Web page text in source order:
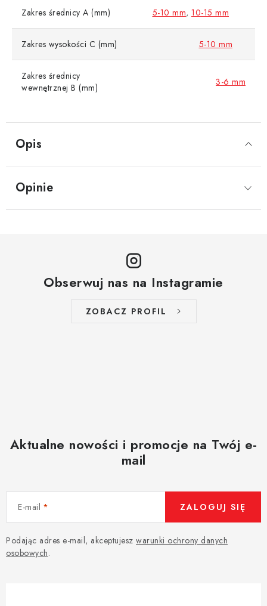
Opis
Zakres średnicy A (mm) 5-10 mm, 10-15 mm
Zakres wysokości C (mm) 5-10 mm
Zakres średnicy
wewnętrznej B (mm)
3-6 mm
Opinie
Obserwuj nas na Instagramie
ZOBACZ PROFIL
Aktualne nowości i promocje na Twój e-
mail
E-mail
Podając adres e-mail, akceptujesz warunki ochrony danych
osobowych.
ZALOGUJ SIĘ